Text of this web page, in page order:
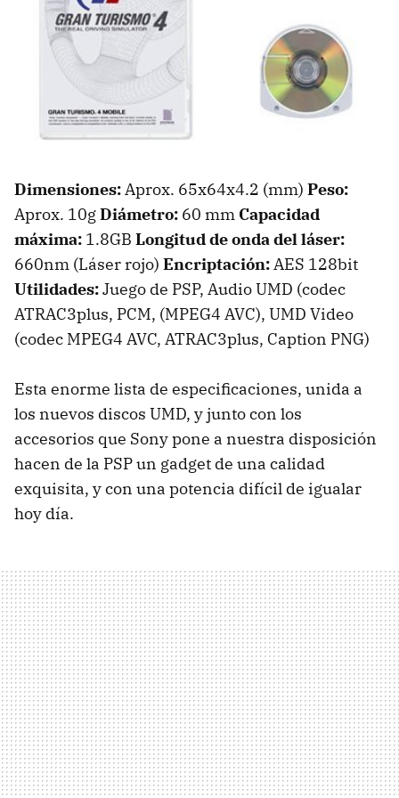
Dimensiones:Aprox. 65x64x4.2 (mm) Peso:
Aprox. 10gDiámetro: 60 mm Capacidad
máxima: 1.8GB Longitud de onda del láser:
660nm (Láser rojo) Encriptación:AES 128bit
Utilidades:Juego de PSP, Audio UMD (codec
ATRAC3plus, PCM, (MPEG4 AVC), UMD Video
(codec MPEG4 AVC, ATRAC3plus, Caption PNG)
Esta enorme lista de especificaciones, unida a
los nuevos discos UMD, y junto con los
accesorios que Sony pone a nuestra disposición
hacen de la PSP un gadget de una calidad
exquisita, y con una potencia difícil de igualar
hoy día.